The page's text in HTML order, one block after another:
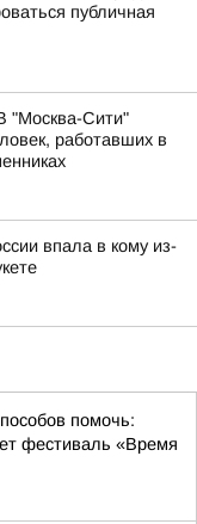
публичная
"Москва-Сити"
работавших в
впала в кому из-
помочь:
фестиваль «Время